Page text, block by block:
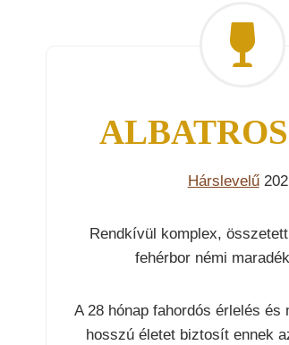
Hárslevelű
Rendkívül komplex,
fehérbor némi
A 28 hónap fahordós érlelés és
hosszú életet biztosít ennek